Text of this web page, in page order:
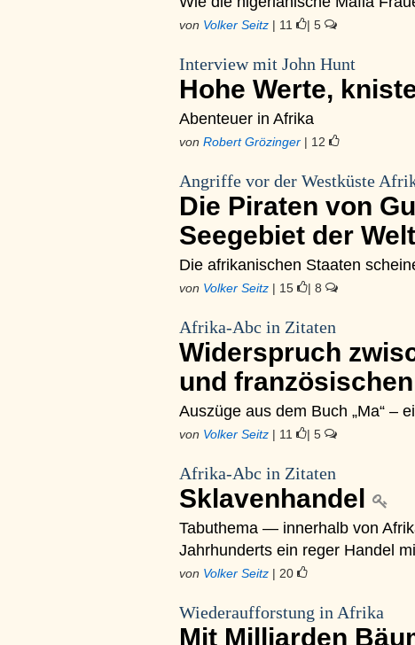
von Volker Seitz | 11 | 5
Interview mit John Hunt
Hohe Werte,
Abenteuer in Afrika
von Robert Grözinger | 12
Angriffe vor der Westküste
Die Piraten von
Seegebiet der Welt
Die afrikanischen Staaten
von Volker Seitz | 15 | 8
Afrika-Abc in Zitaten
Widerspruch
und
Auszüge aus dem Buch „Ma“ –
von Volker Seitz | 11 | 5
Afrika-Abc in Zitaten
Sklavenhandel
Tabuthema — innerhalb von
Jahrhunderts ein reger Handel
von Volker Seitz | 20
Wiederaufforstung in Afrika
Mit Milliarden